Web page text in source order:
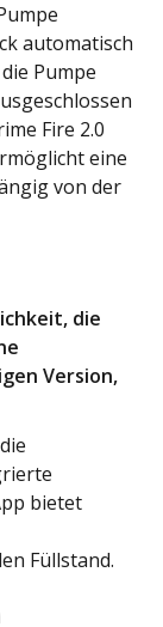
automatisch
Pumpe
Fire 2.0
eine
von der
die
Version,
bietet
Füllstand.